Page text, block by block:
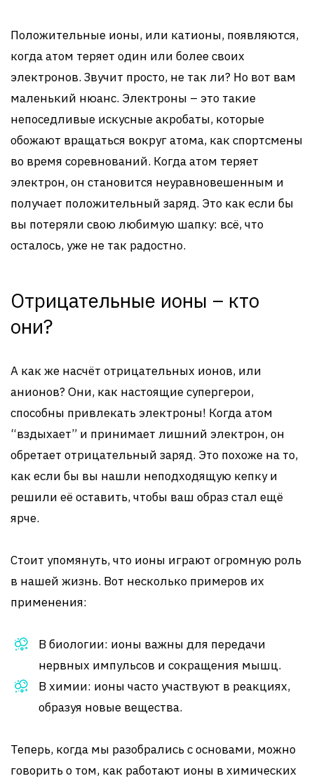
Положительные ионы, или катионы, появляются,
когда атом теряет один или более своих
электронов. Звучит просто, не так ли? Но вот вам
маленький нюанс. Электроны – это такие
непоседливые искусные акробаты, которые
обожают вращаться вокруг атома, как спортсмены
во время соревнований. Когда атом теряет
электрон, он становится неуравновешенным и
получает положительный заряд. Это как если бы
вы потеряли свою любимую шапку: всё, что
осталось, уже не так радостно.
Отрицательные ионы – кто
они?
А как же насчёт отрицательных ионов, или
анионов? Они, как настоящие супергерои,
способны привлекать электроны! Когда атом
“вздыхает” и принимает лишний электрон, он
обретает отрицательный заряд. Это похоже на то,
как если бы вы нашли неподходящую кепку и
решили её оставить, чтобы ваш образ стал ещё
ярче.
Стоит упомянуть, что ионы играют огромную роль
в нашей жизнь. Вот несколько примеров их
применения:
В биологии: ионы важны для передачи
нервных импульсов и сокращения мышц.
В химии: ионы часто участвуют в реакциях,
образуя новые вещества.
Теперь, когда мы разобрались с основами, можно
говорить о том, как работают ионы в химических